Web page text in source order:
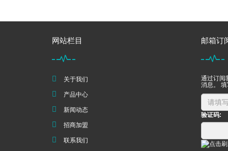
网站栏目
关于我们
产品中心
新闻动态
招商加盟
联系我们
邮箱订
通过订阅
消息。
验证码: